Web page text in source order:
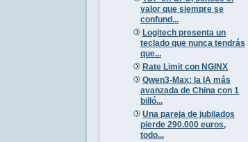
valor que siempre se
confund...
Logitech presenta un
teclado que nunca tendrás
que...
Rate Limit con NGINX
Qwen3-Max: la IA más
avanzada de China con 1
billó...
Una pareja de jubilados
pierde 290.000 euros,
todo...